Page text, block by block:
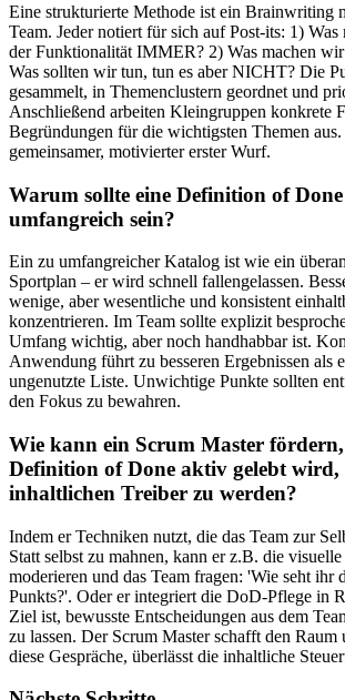
Eine strukturierte Methode ist ein Brainwriting
Team. Jeder notiert für sich auf Post-its: 1) Was
der Funktionalität IMMER? 2) Was machen
Was sollten wir tun, tun es aber NICHT? Die
gesammelt, in Themenclustern geordnet und
Anschließend arbeiten Kleingruppen konkrete
Begründungen für die wichtigsten Themen aus.
gemeinsamer, motivierter erster Wurf.
Warum sollte eine Definition of
umfangreich sein?
Ein zu umfangreicher Katalog ist wie ein
Sportplan – er wird schnell fallengelassen.
wenige, aber wesentliche und konsistent
konzentrieren. Im Team sollte explizit
Umfang wichtig, aber noch handhabbar ist.
Anwendung führt zu besseren Ergebnissen als
ungenutzte Liste. Unwichtige Punkte sollten
den Fokus zu bewahren.
Wie kann ein Scrum Master fördern,
Definition of Done aktiv gelebt wird,
inhaltlichen Treiber zu werden?
Indem er Techniken nutzt, die das Team zur
Statt selbst zu mahnen, kann er z.B. die
moderieren und das Team fragen: 'Wie seht ihr
Punkts?'. Oder er integriert die DoD-Pflege in
Ziel ist, bewusste Entscheidungen aus dem
zu lassen. Der Scrum Master schafft den
diese Gespräche, überlässt die inhaltliche